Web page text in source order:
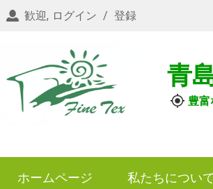
歓迎, ログイン / 登録
青
豊富
ホームページ 私たちについて